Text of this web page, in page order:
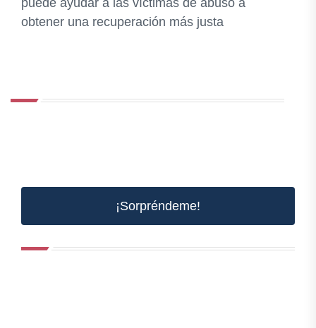
puede ayudar a las víctimas de abuso a
obtener una recuperación más justa
¡Sorpréndeme!